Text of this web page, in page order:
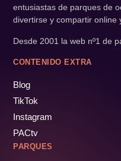
entusiastas de parques de
divertirse y compartir online
Desde 2001 la web nº1 de
CONTENIDO EXTRA
Blog
TikTok
Instagram
PACtv
PARQUES